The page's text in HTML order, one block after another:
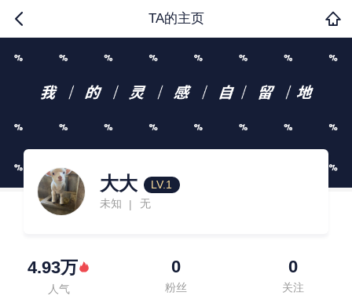
TA的主页
大大
LV.1
未知
| 无
4.93万
人气
0
粉丝
0
关注